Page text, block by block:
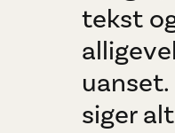
tekst
siger